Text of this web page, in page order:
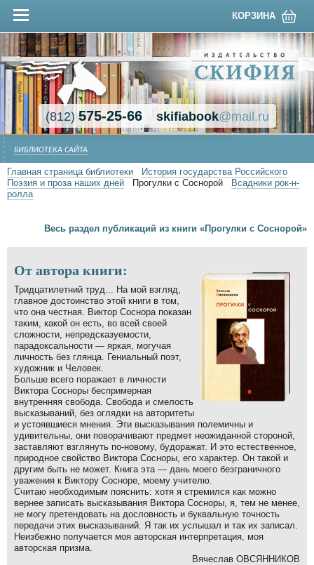
КОРЗИНА
(812)575-25-66 skifiabook@mail.ru
БИБЛИОТЕКА САЙТА
Главная страница библиотеки
История государства Российского
Поэзия и проза наших дней
Прогулки с Соснорой
Всадники рок-н-
ролла
Весь раздел публикаций из книги «Прогулки с Соснорой»
От автора книги:
Тридцатилетний труд... На мой взгляд,
главное достоинство этой книги в том,
что она честная. Виктор Соснора показан
таким, какой он есть, во всей своей
сложности, непредсказуемости,
парадоксальности — яркая, могучая
личность без глянца. Гениальный поэт,
художник и Человек.
Больше всего поражает в личности
Виктора Сосноры беспримерная
внутренняя свобода. Свобода и смелость
высказываний, без оглядки на авторитеты
и устоявшиеся мнения. Эти высказывания полемичны и
удивительны, они поворачивают предмет неожиданной стороной,
заставляют взглянуть по-новому, будоражат. И это естественное,
природное свойство Виктора Сосноры, его характер. Он такой и
другим быть не может. Книга эта — дань моего безграничного
уважения к Виктору Сосноре, моему учителю.
Считаю необходимым пояснить: хотя я стремился как можно
вернее записать высказывания Виктора Сосноры, я, тем не менее,
не могу претендовать на дословность и буквальную точность
передачи этих высказываний. Я так их услышал и так их записал.
Неизбежно получается моя авторская интерпретация, моя
авторская призма.
Вячеслав ОВСЯННИКОВ